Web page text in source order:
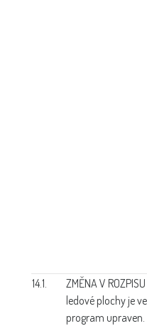
14.1. ZMĚNA V
ledové plochy je
program upraven.